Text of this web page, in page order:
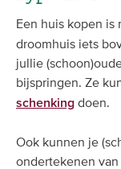
Een huis kopen
droomhuis iets
jullie
bijspringen. Ze
schenking doen.
Ook kunnen je
ondertekenen